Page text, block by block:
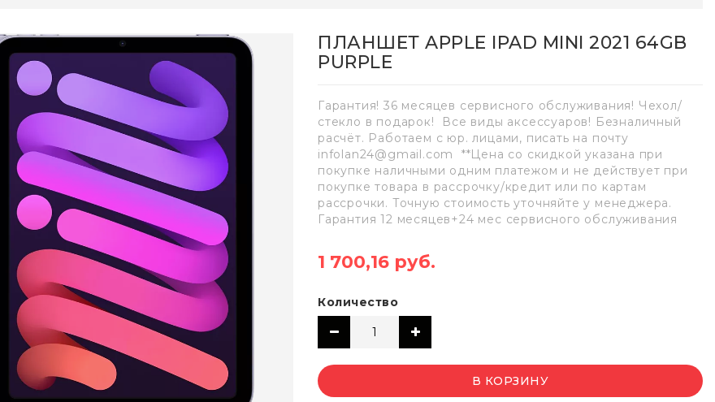
ПЛАНШЕТ APPLE IPAD MINI 2021 64GB
PURPLE
Гарантия! 36 месяцев сервисного обслуживания! Чехол/
стекло в подарок! Все виды аксессуаров! Безналичный
расчёт. Работаем с юр. лицами, писать на почту
infolan24@gmail.com **Цена со скидкой указана при
покупке наличными одним платежом и не действует при
покупке товара в рассрочку/кредит или по картам
рассрочки. Точную стоимость уточняйте у менеджера.
Гарантия 12 месяцев+24 мес сервисного обслуживания
1 700,16 руб.
Количество
В КОРЗИНУ